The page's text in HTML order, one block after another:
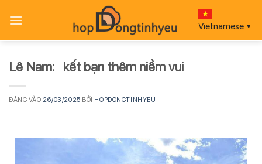
qua
Vietnamese ▼
Lê Nam: kết bạn thêm niềm vui
ĐĂNG VÀO 26/03/2025 BỞI HOPDONGTINHYEU